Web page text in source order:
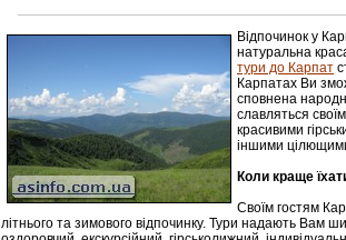
Лічільник відвідувачів
Відпочинок у
натуральна
тури до Карпат
Карпатах Ви
сповнена
славляться
красивими
іншими
Коли краще
Своїм гостям
літнього та зимового відпочинку. Тури надають Вам